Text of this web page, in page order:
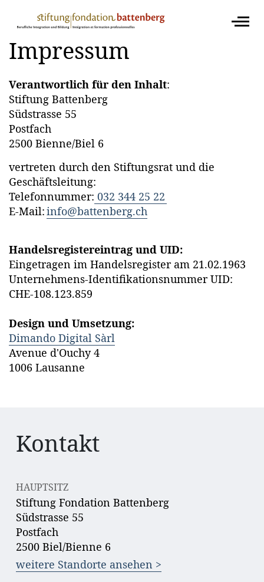
Impressum
Verantwortlich für den Inhalt:
Stiftung Battenberg
Südstrasse 55
Postfach
2500 Bienne/Biel 6
vertreten durch den Stiftungsrat und die
Geschäftsleitung:
Telefonnummer: 032 344 25 22
E-Mail:info@battenberg.ch
Handelsregistereintrag und UID:
Eingetragen im Handelsregister am 21.02.1963
Unternehmens-Identifikationsnummer UID:
CHE-108.123.859
Design und Umsetzung:
Dimando Digital Sàrl
Avenue d'Ouchy 4
1006 Lausanne
Kontakt
HAUPTSITZ
Stiftung Fondation Battenberg
Südstrasse 55
Postfach
2500 Biel/Bienne 6
weitere Standorte ansehen >